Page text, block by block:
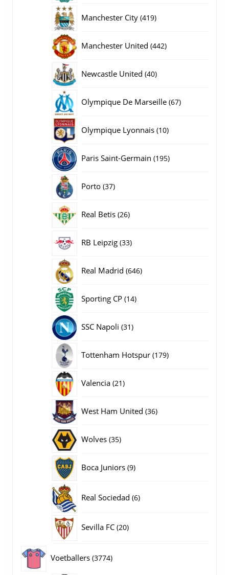
Manchester City 419419
Manchester United 442442
Newcastle United 4040
Olympique De Marseille 6767
Olympique Lyonnais 1010
Paris Saint-Germain 195195
Porto 3737
Real Betis 2626
RB Leipzig 3333
Real Madrid 646646
Sporting CP 1414
SSC Napoli 3131
Tottenham Hotspur 179179
Valencia 2121
West Ham United 3636
Wolves 3535
Boca Juniors 99
Real Sociedad 66
Sevilla FC 2020
Voetballers 37743774